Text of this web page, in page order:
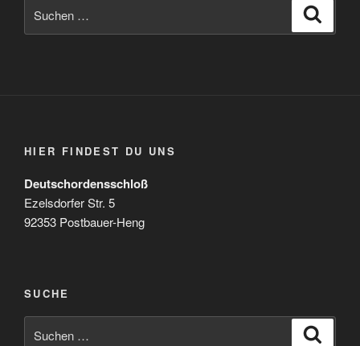
nach:
HIER FINDEST DU UNS
Deutschordensschloß
Ezelsdorfer Str. 5
92353 Postbauer-Heng
SUCHE